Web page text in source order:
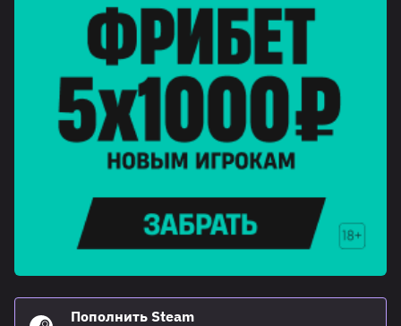
Пополнить Steam